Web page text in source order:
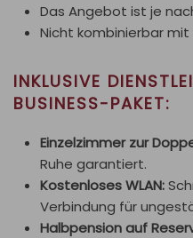
Das Angebot ist je
Nicht kombinierbar
INKLUSIVE
BUSINESS-PAKET:
Einzelzimmer zur
Ruhe garantiert.
Kostenloses WLAN:
Verbindung für
Halbpension auf